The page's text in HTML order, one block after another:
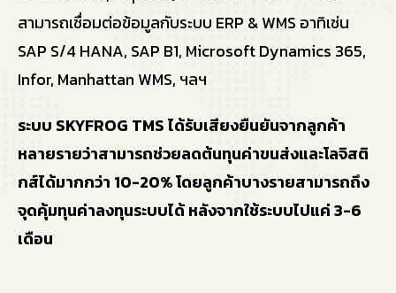
สามารถเชื่อมต่อข้อมูลกับระบบ ERP & WMS อาทิเช่น
SAP S/4 HANA, SAP B1, Microsoft Dynamics 365,
Infor, Manhattan WMS, ฯลฯ
ระบบ SKYFROG TMS ได้รับเสียงยืนยันจากลูกค้า
หลายรายว่าสามารถช่วยลดต้นทุนค่าขนส่งและโลจิสติ
กส์ได้มากกว่า 10-20% โดยลูกค้าบางรายสามารถถึง
จุดคุ้มทุนค่าลงทุนระบบได้ หลังจากใช้ระบบไปแค่ 3-6
เดือน